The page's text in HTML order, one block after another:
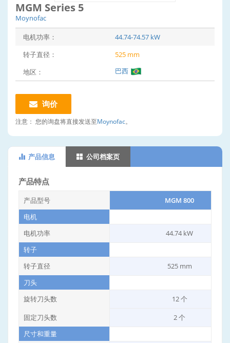
MGM Series 5
Moynofac
电机功率：
44.74-74.57 kW
转子直径：
525 mm
地区：
巴西
询价
注意： 您的询盘将直接发送至Moynofac。
产品信息 公司档案页
产品特点
产品型号
MGM 800
电机
电机功率
44.74 kW
转子
转子直径
525 mm
刀头
旋转刀头数
12 个
固定刀头数
2 个
尺寸和重量